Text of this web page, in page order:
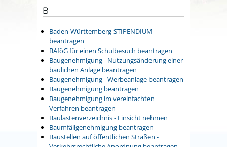
B
Baden-Württemberg-STIPENDIUM
beantragen
BAföG für einen Schulbesuch beantragen
Baugenehmigung - Nutzungsänderung einer
baulichen Anlage beantragen
Baugenehmigung - Werbeanlage beantragen
Baugenehmigung beantragen
Baugenehmigung im vereinfachten
Verfahren beantragen
Baulastenverzeichnis - Einsicht nehmen
Baumfällgenehmigung beantragen
Baustellen auf öffentlichen Straßen -